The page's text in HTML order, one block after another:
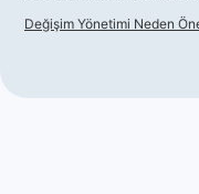
Değişim Yönetimi Neden